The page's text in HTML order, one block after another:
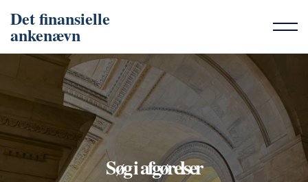
Det finansielle
ankenævn
Søg i afgørelser